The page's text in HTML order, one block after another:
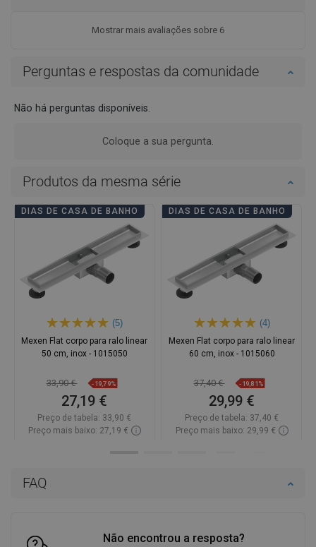
FAQ
Não encontrou a resposta?
Mostrar mais avaliações sobre 6
Perguntas e respostas da comunidade
Não há perguntas disponíveis.
Coloque a sua pergunta.
Produtos da mesma série
DIAS DE CASA DE BANHO
(5)
Mexen Flat corpo para ralo linear
50 cm, inox - 1015050
33,90 € -19,79%
27,19 €
Preço de tabela: 33,90 €
Preço mais baixo: 27,19 €
DIAS DE CASA DE BANHO
(4)
Mexen Flat corpo para ralo linear
60 cm, inox - 1015060
37,40 € -19,81%
29,99 €
Preço de tabela: 37,40 €
Preço mais baixo: 29,99 €